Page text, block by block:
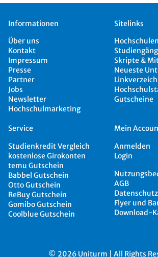
Informationen
Über uns
Kontakt
Impressum
Presse
Partner
Jobs
Newsletter
Hochschulmarketing
Sitelinks
Hochschulen
Skripte &
Neueste
Gutscheine
Service
Studienkredit Vergleich
kostenlose Girokonten
temu Gutschein
Babbel Gutschein
Otto Gutschein
ReBuy Gutschein
Gomibo Gutschein
Coolblue Gutschein
Mein
Anmelden
Login
AGB
Datenschutz
Flyer und
Download-
© 2026 Uniturm | All Rights